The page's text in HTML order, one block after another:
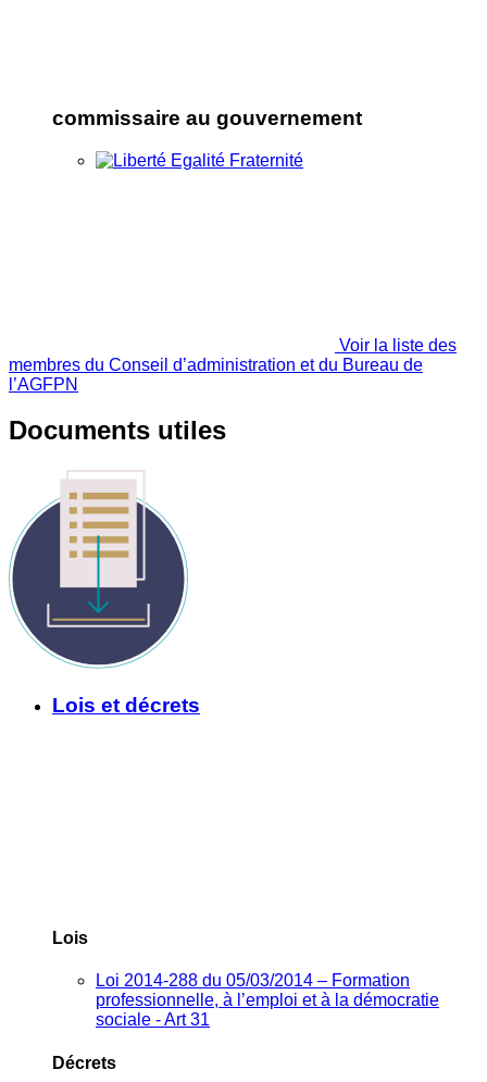
commissaire au gouvernement
Voir la liste des
membres du Conseil d’administration et du Bureau de
l’AGFPN
Documents utiles
Lois et décrets
Lois
Loi 2014-288 du 05/03/2014 – Formation
professionnelle, à l’emploi et à la démocratie
sociale - Art 31
Décrets